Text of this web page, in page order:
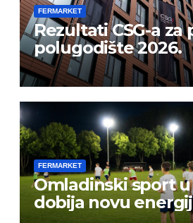
FERMARKET
Rezultati CSG-a za
polugodište 2026.
FERMARKET
Omladinski sport
dobija novu